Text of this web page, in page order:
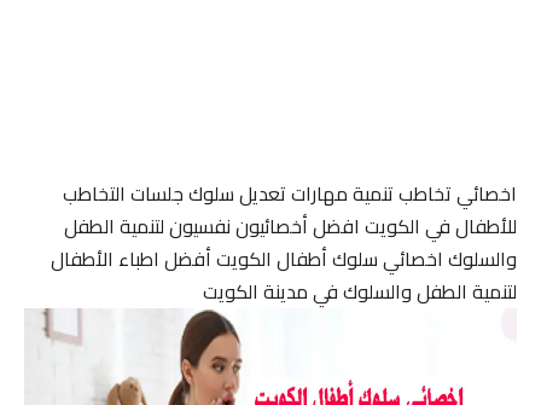
اخصائي تخاطب تنمية مهارات تعديل سلوك جلسات التخاطب
للأطفال في الكويت افضل أخصائيون نفسيون لتنمية الطفل
والسلوك اخصائي سلوك أطفال الكويت أفضل اطباء الأطفال
لتنمية الطفل والسلوك في مدينة الكويت